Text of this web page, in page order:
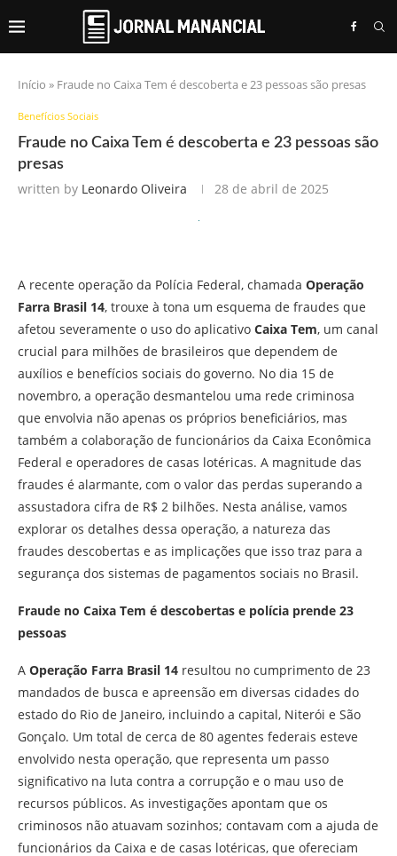
Início » Fraude no Caixa Tem é descoberta e 23 pessoas são presas
Benefícios Sociais
Fraude no Caixa Tem é descoberta e 23 pessoas são
presas
written by Leonardo Oliveira 28 de abril de 2025
A recente operação da Polícia Federal, chamada Operação
Farra Brasil 14, trouxe à tona um esquema de fraudes que
afetou severamente o uso do aplicativo Caixa Tem, um canal
crucial para milhões de brasileiros que dependem de
auxílios e benefícios sociais do governo. No dia 15 de
novembro, a operação desmantelou uma rede criminosa
que envolvia não apenas os próprios beneficiários, mas
também a colaboração de funcionários da Caixa Econômica
Federal e operadores de casas lotéricas. A magnitude das
fraudes é alarmante, com o valor das perdas superando a
assustadora cifra de R$ 2 bilhões. Nesta análise, vamos
explorar os detalhes dessa operação, a natureza das
fraudes descobertas e as implicações que isso traz para a
segurança dos sistemas de pagamentos sociais no Brasil.
Fraude no Caixa Tem é descobertas e polícia prende 23
pessoas
A Operação Farra Brasil 14 resultou no cumprimento de 23
mandados de busca e apreensão em diversas cidades do
estado do Rio de Janeiro, incluindo a capital, Niterói e São
Gonçalo. Um total de cerca de 80 agentes federais esteve
envolvido nesta operação, que representa um passo
significativo na luta contra a corrupção e o mau uso de
recursos públicos. As investigações apontam que os
criminosos não atuavam sozinhos; contavam com a ajuda de
funcionários da Caixa e de casas lotéricas, que ofereciam